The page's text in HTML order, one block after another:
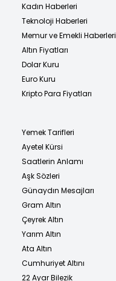
Kadın Haberleri
Teknoloji Haberleri
Memur ve Emekli Haberleri
Altın Fiyatları
Dolar Kuru
Euro Kuru
Kripto Para Fiyatları
Yemek Tarifleri
Ayetel Kürsi
Saatlerin Anlamı
Aşk Sözleri
Günaydın Mesajları
Gram Altın
Çeyrek Altın
Yarım Altın
Ata Altın
Cumhuriyet Altını
22 Ayar Bilezik